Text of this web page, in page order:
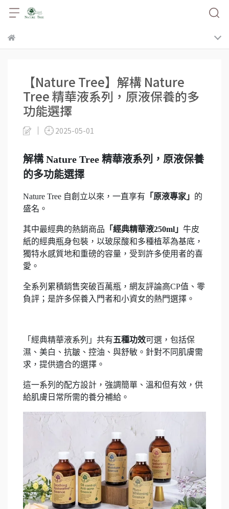
【Nature Tree】解構 Nature
Tree 精華液系列，原液保養的多
功能選擇
2025-05-01
解構 Nature Tree 精華液系列，原液保養
的多功能選擇
Nature Tree 自創立以來，一直享有 「原液專家」 的
盛名。
其中最經典的熱銷商品 「經典精華液250ml」 牛皮
紙的經典瓶身包裝，以玻尿酸和多種植萃為基底，
獨特水感質地和重磅的容量，受到許多使用者的喜
愛。
全系列累積銷售突破百萬瓶，網友評論高CP值、零
負評；是許多保養入門者和小資女的熱門選擇。
「經典精華液系列」共有五種功效可選，包括保
濕、美白、抗皺、控油、與舒敏。針對不同肌膚需
求，提供適合的選擇。
這一系列的配方設計，強調簡單、溫和但有效，供
給肌膚日常所需的養分補給。